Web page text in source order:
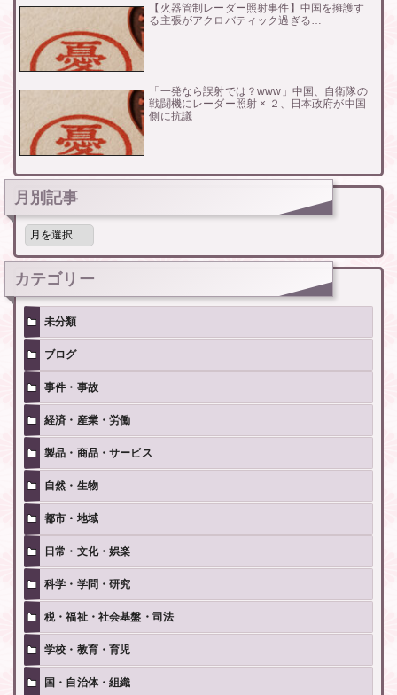
【火器管制レーダー照射事件】中国を擁護す
る主張がアクロバティック過ぎる…
「一発なら誤射では？www」中国、自衛隊の
戦闘機にレーダー照射 × ２、日本政府が中国
側に抗議
月別記事
月
記
事
カテゴリー
未分類
ブログ
事件・事故
経済・産業・労働
製品・商品・サービス
自然・生物
都市・地域
日常・文化・娯楽
科学・学問・研究
税・福祉・社会基盤・司法
学校・教育・育児
国・自治体・組織